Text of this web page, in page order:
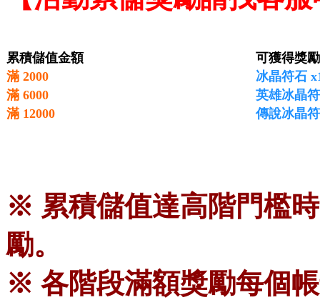
累積儲值金額
可獲得獎勵
滿 2000
冰晶符石
滿 6000
英雄冰晶
滿 12000
傳說冰晶
※ 累積儲值達高階門檻
勵。
※ 各階段滿額獎勵每個